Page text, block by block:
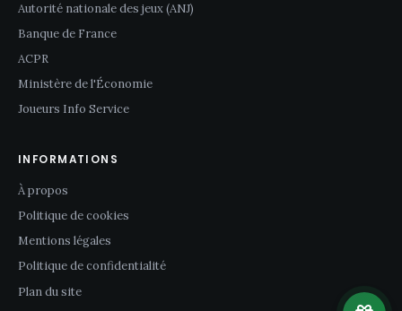
Autorité nationale des jeux (ANJ)
Banque de France
ACPR
Ministère de l'Économie
Joueurs Info Service
INFORMATIONS
À propos
Politique de cookies
Mentions légales
Politique de confidentialité
Plan du site